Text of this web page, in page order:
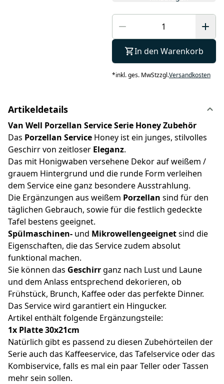
In den Warenkorb
*inkl. ges. MwStzzgl.Versandkosten
Artikeldetails
Van Well Porzellan Service Serie Honey Zubehör
Das Porzellan Service Honey ist ein junges, stilvolles
Geschirr von zeitloser Eleganz.
Das mit Honigwaben versehene Dekor auf weißem /
grauem Hintergrund und die runde Form verleihen
dem Service eine ganz besondere Ausstrahlung.
Die Ergänzungen aus weißem Porzellan sind für den
täglichen Gebrauch, sowie für die festlich gedeckte
Tafel bestens geeignet.
Spülmaschinen- und Mikrowellengeeignetsind die
Eigenschaften, die das Service zudem absolut
funktional machen.
Sie können das Geschirrganz nach Lust und Laune
und dem Anlass entsprechend dekorieren, ob
Frühstück, Brunch, Kaffee oder das perfekte Dinner.
Das Service wird garantiert ein Hingucker.
Artikel enthält folgende Ergänzungsteile:
1x Platte 30x21cm
Natürlich gibt es passend zu diesen Zubehörteilen der
Serie auch das Kaffeeservice, das Tafelservice oder das
Kombiservice, falls es mal ein paar Teller oder Tassen
mehr sein sollen.